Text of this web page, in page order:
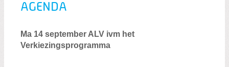
AGENDA
Ma 14 september ALV ivm het
Verkiezingsprogramma